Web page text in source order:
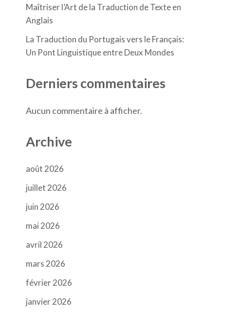
Maîtriser l’Art de la Traduction de Texte en
Anglais
La Traduction du Portugais vers le Français:
Un Pont Linguistique entre Deux Mondes
Derniers commentaires
Aucun commentaire à afficher.
Archive
août 2026
juillet 2026
juin 2026
mai 2026
avril 2026
mars 2026
février 2026
janvier 2026